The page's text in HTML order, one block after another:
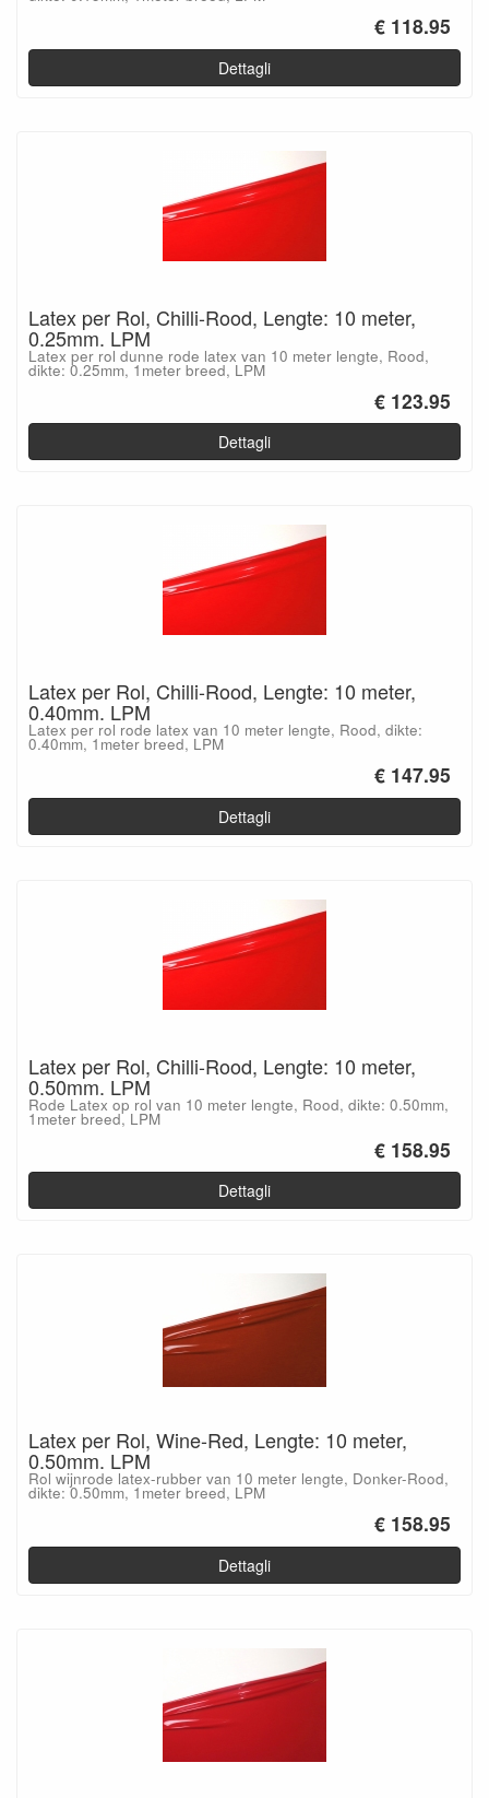
€ 118.95
Dettagli
Latex per Rol, Chilli-Rood, Lengte: 10 meter,
0.25mm. LPM
Latex per rol dunne rode latex van 10 meter lengte, Rood,
dikte: 0.25mm, 1meter breed, LPM
€ 123.95
Dettagli
Latex per Rol, Chilli-Rood, Lengte: 10 meter,
0.40mm. LPM
Latex per rol rode latex van 10 meter lengte, Rood, dikte:
0.40mm, 1meter breed, LPM
€ 147.95
Dettagli
Latex per Rol, Chilli-Rood, Lengte: 10 meter,
0.50mm. LPM
Rode Latex op rol van 10 meter lengte, Rood, dikte: 0.50mm,
1meter breed, LPM
€ 158.95
Dettagli
Latex per Rol, Wine-Red, Lengte: 10 meter,
0.50mm. LPM
Rol wijnrode latex-rubber van 10 meter lengte, Donker-Rood,
dikte: 0.50mm, 1meter breed, LPM
€ 158.95
Dettagli